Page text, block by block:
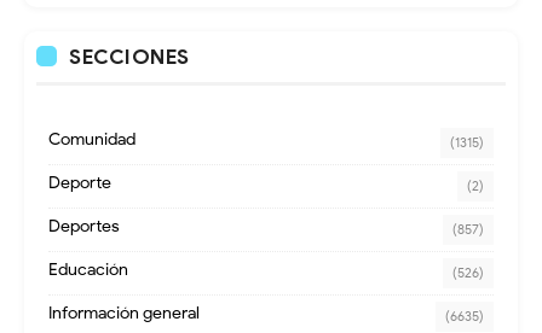
SECCIONES
Comunidad (1315)
Deporte (2)
Deportes (857)
Educación (526)
Información general (6635)